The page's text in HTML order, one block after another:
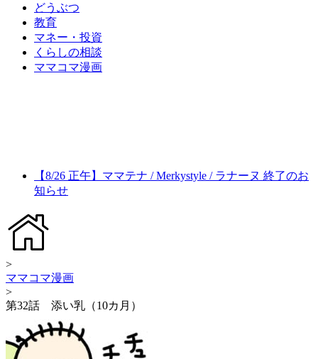
どうぶつ
教育
マネー・投資
くらしの相談
ママコマ漫画
【8/26 正午】ママテナ / Merkystyle / ラナーヌ 終了のお
知らせ
>
ママコマ漫画
>
第32話 添い乳（10カ月）